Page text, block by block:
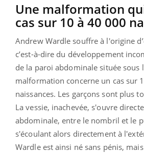
Une malformation
cas sur 10 à 40 000
Andrew Wardle souffre à l'origine
c’est-à-dire du développement
de la paroi abdominale située sous
malformation concerne un cas sur
naissances. Les garçons sont plus
La vessie, inachevée, s'ouvre
abdominale, entre le nombril et le
s'écoulant alors directement à
Wardle est ainsi né sans pénis,